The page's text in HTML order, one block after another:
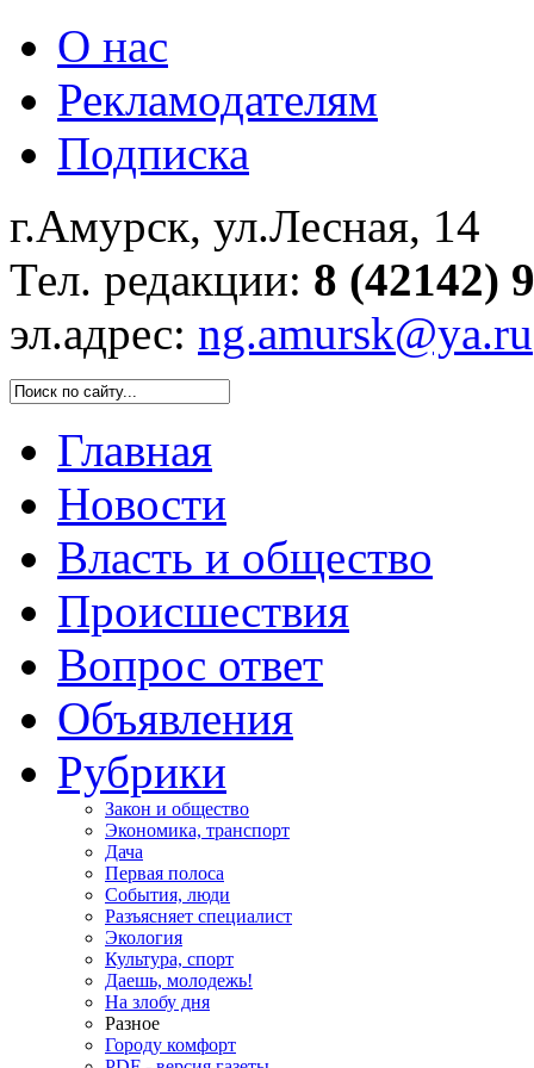
О нас
Рекламодателям
Подписка
г.Амурск, ул.Лесная, 14
Тел. редакции: 8 (42142)
эл.адрес: ng.amursk@ya.ru
Главная
Новости
Власть и общество
Происшествия
Вопрос ответ
Объявления
Рубрики
Закон и общество
Экономика, транспорт
Дача
Первая полоса
События, люди
Разъясняет специалист
Экология
Культура, спорт
Даешь, молодежь!
На злобу дня
Разное
Городу комфорт